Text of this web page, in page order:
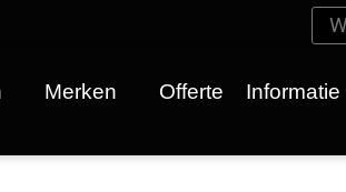
Merken Offerte Informatie